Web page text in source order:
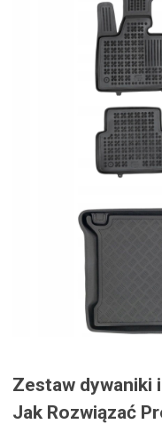
Zestaw dywaniki
Jak Rozwiązać